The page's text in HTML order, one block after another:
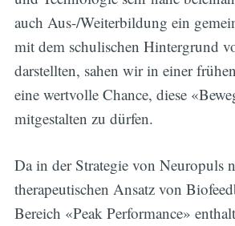
auch Aus-/Weiterbildung ein
mit dem schulischen Hintergrund
darstellten, sahen wir in einer
eine wertvolle Chance, diese
mitgestalten zu dürfen.
Da in der Strategie von Neuropuls
therapeutischen Ansatz von
Bereich «Peak Performance»